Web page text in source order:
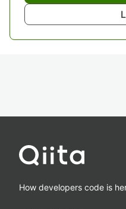
How developers code is